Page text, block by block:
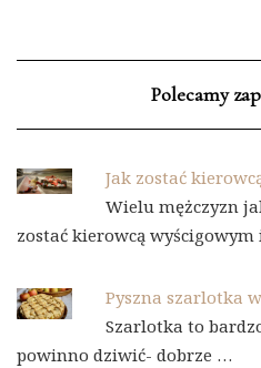
Polecamy
Jak zostać
Wielu mężczyzn
zostać kierowcą
Pyszna szarlotka
Szarlotka to
powinno dziwić- dobrze …